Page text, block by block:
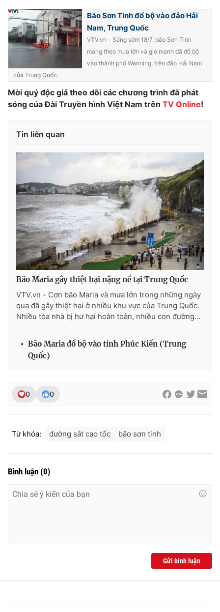
Chất lượng cuộc sống
Học trực tuyến
Công nghệ
Hitech Công nghệ tương lai
Sản phẩm
Thị trường
Tư vấn
Giao lưu trực tuyến
Lịch phát sóng
Chuyên mục khác
Photo Infographic
Shorts video
VTV Money VTV Thể thao
VTV Sức khoẻ Bất động sản
Thị trường 24h Tấm lòng Việt
VTV4 Vươn mình bằng AI
VTV9 VTV8
Liên hệ tòa soạn English
THỜI BÁO VTV
Cơ quan chủ quản:
Cơ quan báo chí:Thời báo VTV
024.38 355 931 - 024.38 355 932
Ðiện thoại Thời báo VTV:024.66 897 897
Bão Sơn Tinh đổ bộ vào đảo Hải
Nam, Trung Quốc
VTV.vn - Sáng sớm 18/7, bão Sơn Tinh
mang theo mưa lớn và gió mạnh đã đổ bộ
vào thành phố Wanning, trên đảo Hải Nam
của Trung Quốc.
Mời quý độc giả theo dõi các chương trình đã phát
sóng của Đài Truyền hình Việt Nam trên TV Online!
Tin liên quan
Bão Maria gây thiệt hại nặng nề tại Trung Quốc
VTV.vn - Cơn bão Maria và mưa lớn trong những ngày
qua đã gây thiệt hại ở nhiều khu vực của Trung Quốc.
Nhiều tòa nhà bị hư hại hoàn toàn, nhiều con đường...
Bão Maria đổ bộ vào tỉnh Phúc Kiến (Trung
Quốc)
0 0
Từ khóa: đường sắt cao tốc bão sơn tinh
Bình luận (0)
Gửi bình luận